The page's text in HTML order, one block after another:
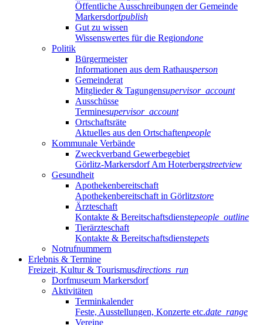
Öffentliche Ausschreibungen der Gemeinde
Markersdorfpublish
Gut zu wissen
Wissenswertes für die Regiondone
Politik
Bürgermeister
Informationen aus dem Rathausperson
Gemeinderat
Mitglieder & Tagungensupervisor_account
Ausschüsse
Terminesupervisor_account
Ortschaftsräte
Aktuelles aus den Ortschaftenpeople
Kommunale Verbände
Zweckverband Gewerbegebiet
Görlitz-Markersdorf Am Hoterbergstreetview
Gesundheit
Apothekenbereitschaft
Apothekenbereitschaft in Görlitzstore
Ärzteschaft
Kontakte & Bereitschaftsdienstepeople_outline
Tierärzteschaft
Kontakte & Bereitschaftsdienstepets
Notrufnummern
Erlebnis & Termine
Freizeit, Kultur & Tourismusdirections_run
Dorfmuseum Markersdorf
Aktivitäten
Terminkalender
Feste, Ausstellungen, Konzerte etc.date_range
Vereine